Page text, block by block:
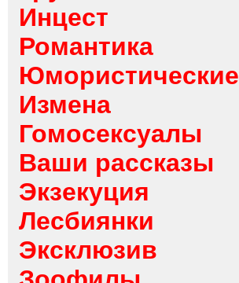
Инцест
Романтика
Юмористические
Измена
Гомосексуалы
Ваши рассказы
Экзекуция
Лесбиянки
Эксклюзив